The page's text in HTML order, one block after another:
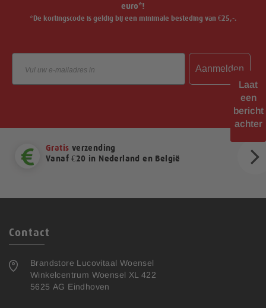
euro*!
*De kortingscode is geldig bij een minimale besteding van €25,-.
Email
Aanmelden
Gratis verzending
Vanaf €20 in Nederland en België
Contact
Brandstore Lucovitaal Woensel
Winkelcentrum Woensel XL 422
5625 AG Eindhoven
Laat
een
bericht
achter